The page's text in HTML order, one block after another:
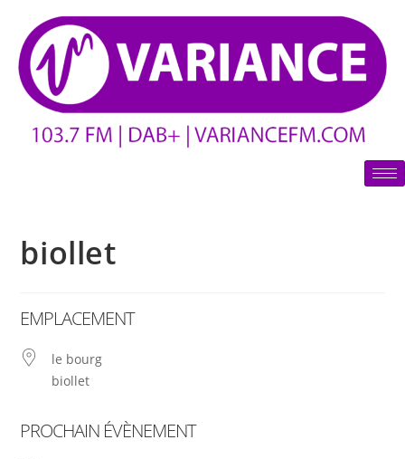
biollet
EMPLACEMENT
le bourg
biollet
PROCHAIN ÉVÈNEMENT